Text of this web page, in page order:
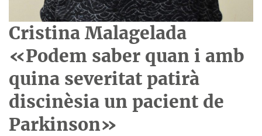
Cristina Malagelada
«Podem saber quan i amb
quina severitat patirà
discinèsia un pacient de
Parkinson»